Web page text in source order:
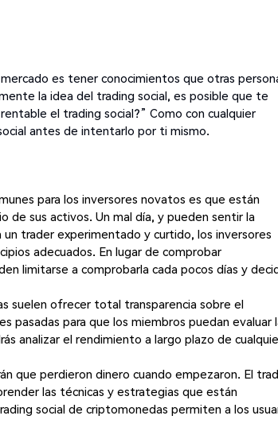
es tener conocimientos que otras
la idea del trading social, es posible que te
el trading social?” Como con cualquier
antes de intentarlo por ti mismo.
para los inversores novatos es que están
de sus activos. Un mal día, y pueden sentir la
trader experimentado y curtido, los inversores
adecuados. En lugar de comprobar
limitarse a comprobarla cada pocos días y
suelen ofrecer total transparencia sobre el
pasadas para que los miembros puedan evaluar
analizar el rendimiento a largo plazo de
que perdieron dinero cuando empezaron. El
las técnicas y estrategias que están
social de criptomonedas permiten a los